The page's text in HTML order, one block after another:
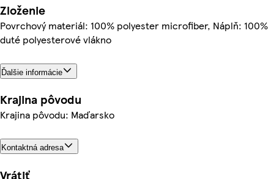
Zloženie
Povrchový materiál: 100% polyester microfiber, Náplň: 100%
duté polyesterové vlákno
Ďalšie informácie
Krajina pôvodu
Krajina pôvodu: Maďarsko
Kontaktná adresa
Vrátiť